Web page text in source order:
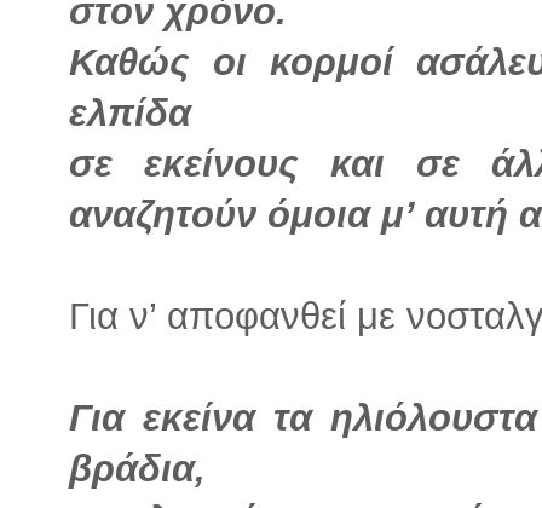
στον χρόνο.
Καθώς οι κορμοί
ελπίδα
σε εκείνους και σε
αναζητούν όμοια μ’ αυτή
Για ν’ αποφανθεί με
Για εκείνα τα
βράδια,